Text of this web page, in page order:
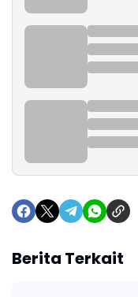
Berita Terkait